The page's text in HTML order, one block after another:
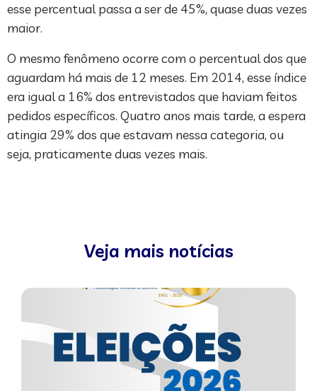
esse percentual passa a ser de 45%, quase duas vezes
maior.
O mesmo fenômeno ocorre com o percentual dos que
aguardam há mais de 12 meses. Em 2014, esse índice
era igual a 16% dos entrevistados que haviam feitos
pedidos específicos. Quatro anos mais tarde, a espera
atingia 29% dos que estavam nessa categoria, ou
seja, praticamente duas vezes mais.
Veja mais notícias